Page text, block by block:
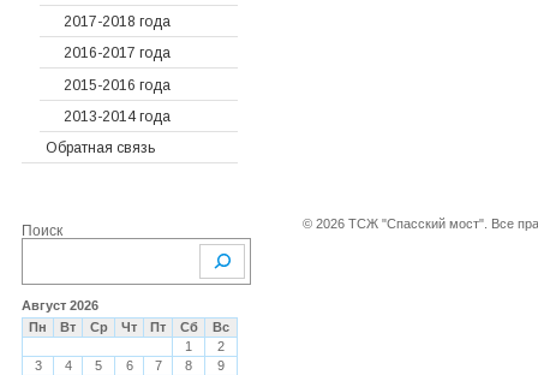
2022
2021
2020
2019
2018
2015
2012
2019
2018
2017
Предыдущие года
2016
2013
Гарантийные
обязательства
Письма и претензии
Прочие документы
Показания счетчиков
ОДН, ОДПУ
2017-2018 года
2016-2017 года
2015-2016 года
2013-2014 года
Обратная связь
Поиск
Август 2026
Пн
Вт Ср Чт Пт Сб
Вс
1
2
3
4 5 6 7 8
9
© 2026 ТСЖ "Спасский мост". Все